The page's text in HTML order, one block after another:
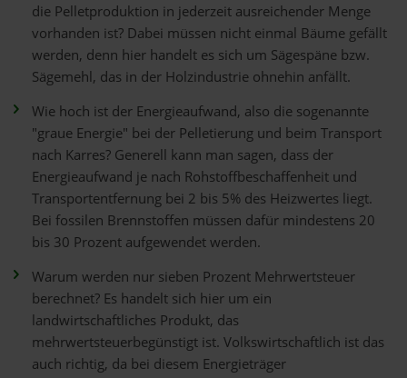
die Pelletproduktion in jederzeit ausreichender Menge
vorhanden ist? Dabei müssen nicht einmal Bäume gefällt
werden, denn hier handelt es sich um Sägespäne bzw.
Sägemehl, das in der Holzindustrie ohnehin anfällt.
Wie hoch ist der Energieaufwand, also die sogenannte
"graue Energie" bei der Pelletierung und beim Transport
nach Karres? Generell kann man sagen, dass der
Energieaufwand je nach Rohstoffbeschaffenheit und
Transportentfernung bei 2 bis 5% des Heizwertes liegt.
Bei fossilen Brennstoffen müssen dafür mindestens 20
bis 30 Prozent aufgewendet werden.
Warum werden nur sieben Prozent Mehrwertsteuer
berechnet? Es handelt sich hier um ein
landwirtschaftliches Produkt, das
mehrwertsteuerbegünstigt ist. Volkswirtschaftlich ist das
auch richtig, da bei diesem Energieträger